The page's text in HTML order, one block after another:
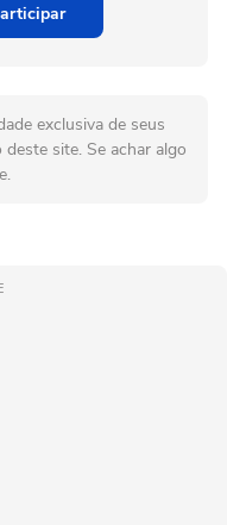
exclusiva de seus
site. Se achar algo